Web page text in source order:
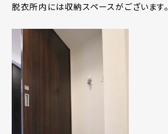
脱衣所内には収納スペースがございます。